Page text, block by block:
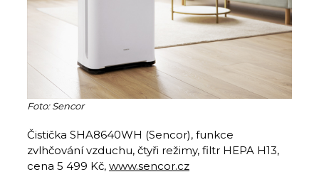
Foto: Sencor
Čistička SHA8640WH (Sencor), funkce
zvlhčování vzduchu, čtyři režimy, filtr HEPA H13,
cena 5 499 Kč, www.sencor.cz